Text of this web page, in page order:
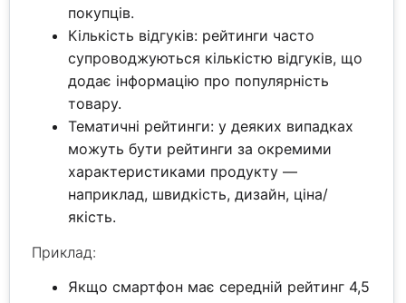
покупців.
Кількість відгуків: рейтинги часто
супроводжуються кількістю відгуків, що
додає інформацію про популярність
товару.
Тематичні рейтинги: у деяких випадках
можуть бути рейтинги за окремими
характеристиками продукту —
наприклад, швидкість, дизайн, ціна/
якість.
Приклад:
Якщо смартфон має середній рейтинг 4,5